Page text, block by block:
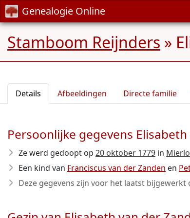
Genealogie Online
Stamboom Reijnders »
Details Afbeeldingen Directe familie
Persoonlijke gegevens
Ze werd gedoopt op 20 oktober 1779 in Mierlo
Een kind van Franciscus van der Zanden en
Deze gegevens zijn voor het laatst bijgewerkt